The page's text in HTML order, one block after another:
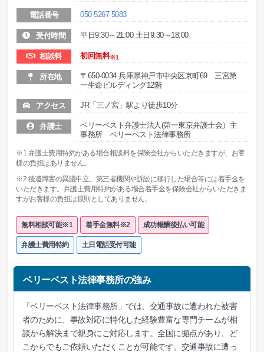
電話番号 050-5267-5083
受付時間 平日9:30～21:00 土日9:30～18:00
相談料 初回無料※1
所在地
〒650-0034 兵庫県神戸市中央区京町69 三宮第
一生命ビルディング12階
アクセス JR「三ノ宮」駅より徒歩10分
弁護士
ベリーベスト弁護士法人(第一東京弁護士会）主
事務所 ベリーベスト法律事務所
※1 弁護士費用特約がある場合相談料を保険会社からいただきますが、お客
様の負担はありません。
※2 後遺障害の異議申立、第三者機関や訴訟に移行した場合等には着手金を
いただきます。弁護士費用特約がある場合着手金を保険会社からいただきま
すがお客様の負担は原則としてありません。
無料相談可能※1 着手金無料※2 成功報酬後払い可能
弁護士費用特約 土日電話受付可能
ベリーベスト法律事務所の強み
「ベリーベスト法律事務所」では、交通事故に遭われた被害
者のために、事故対応に特化した経験豊富な専門チームが相
談から解決まで親身にご対応します。全国に拠点があり、ど
こからでもご依頼いただくことが可能です。交通事故に遭っ